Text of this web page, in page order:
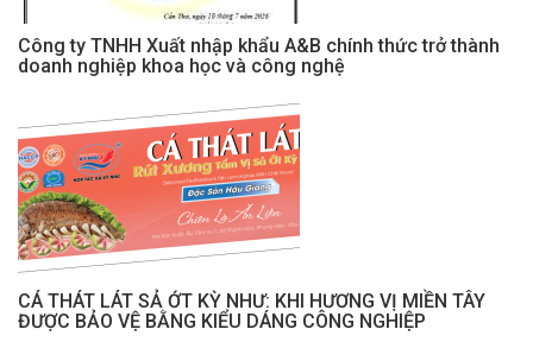
Công ty TNHH Xuất nhập khẩu A&B chính thức trở thành
doanh nghiệp khoa học và công nghệ
CÁ THÁT LÁT SẢ ỚT KỲ NHƯ: KHI HƯƠNG VỊ MIỀN TÂY
ĐƯỢC BẢO VỆ BẰNG KIỂU DÁNG CÔNG NGHIỆP